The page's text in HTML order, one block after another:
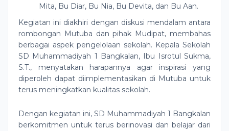
Mita, Bu Diar, Bu Nia, Bu Devita, dan Bu Aan.
Kegiatan ini diakhiri dengan diskusi mendalam antara
rombongan Mutuba dan pihak Mudipat, membahas
berbagai aspek pengelolaan sekolah. Kepala Sekolah
SD Muhammadiyah 1 Bangkalan, Ibu Isrotul Sukma,
S.T., menyatakan harapannya agar inspirasi yang
diperoleh dapat diimplementasikan di Mutuba untuk
terus meningkatkan kualitas sekolah.
Dengan kegiatan ini, SD Muhammadiyah 1 Bangkalan
berkomitmen untuk terus berinovasi dan belajar dari